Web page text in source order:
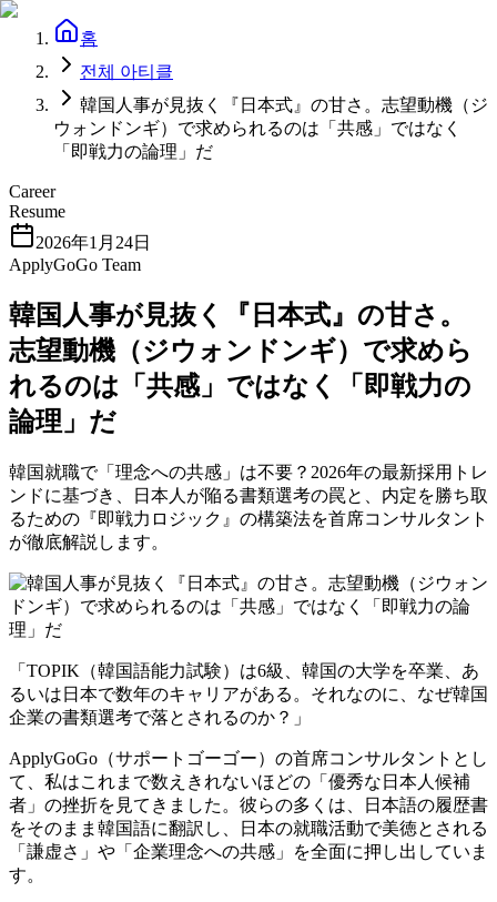
홈
전체 아티클
韓国人事が見抜く『日本式』の甘さ。志望動機（ジ
ウォンドンギ）で求められるのは「共感」ではなく
「即戦力の論理」だ
Career
Resume
2026年1月24日
ApplyGoGo Team
韓国人事が見抜く『日本式』の甘さ。
志望動機（ジウォンドンギ）で求めら
れるのは「共感」ではなく「即戦力の
論理」だ
韓国就職で「理念への共感」は不要？2026年の最新採用トレ
ンドに基づき、日本人が陥る書類選考の罠と、内定を勝ち取
るための『即戦力ロジック』の構築法を首席コンサルタント
が徹底解説します。
「TOPIK（韓国語能力試験）は6級、韓国の大学を卒業、あ
るいは日本で数年のキャリアがある。それなのに、なぜ韓国
企業の書類選考で落とされるのか？」
ApplyGoGo（サポートゴーゴー）の首席コンサルタントとし
て、私はこれまで数えきれないほどの「優秀な日本人候補
者」の挫折を見てきました。彼らの多くは、日本語の履歴書
をそのまま韓国語に翻訳し、日本の就職活動で美徳とされる
「謙虚さ」や「企業理念への共感」を全面に押し出していま
す。